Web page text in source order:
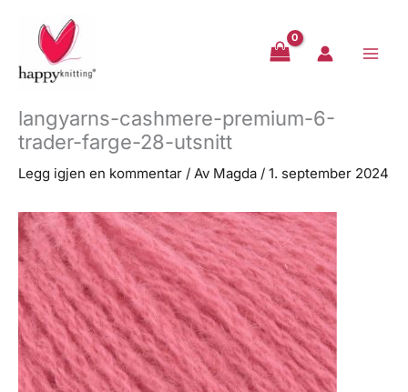
innholdet
langyarns-cashmere-premium-6-
trader-farge-28-utsnitt
Legg igjen en kommentar / Av Magda / 1. september 2024